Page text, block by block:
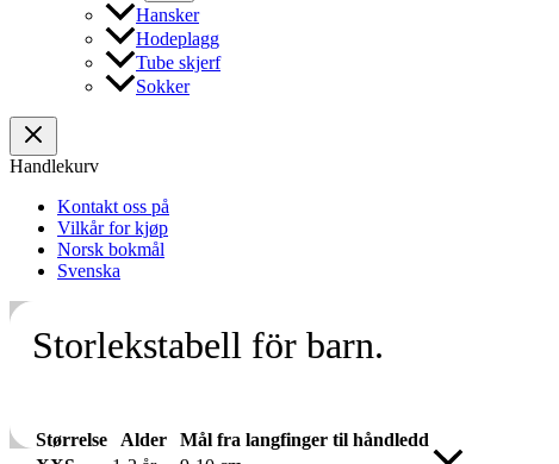
Hansker
Hodeplagg
Tube skjerf
Sokker
Handlekurv
Kontakt oss på
Vilkår for kjøp
Norsk bokmål
Svenska
Storlekstabell för barn.
Størrelse Alder
Mål fra langfinger til håndledd